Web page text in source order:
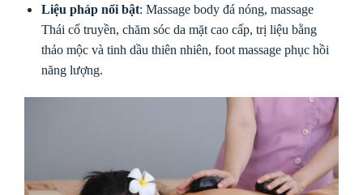
Liệu pháp nổi bật: Massage body đá nóng, massage
Thái cổ truyền, chăm sóc da mặt cao cấp, trị liệu bằng
thảo mộc và tinh dầu thiên nhiên, foot massage phục hồi
năng lượng.